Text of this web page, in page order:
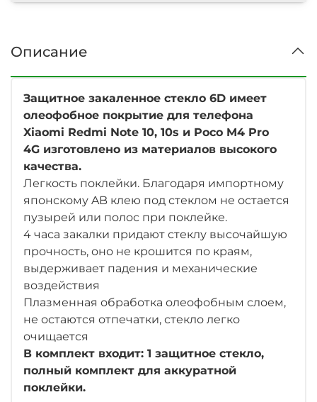
Описание
Защитное закаленное стекло 6D имеет
олеофобное покрытие для телефона
Xiaomi Redmi Note 10, 10s и Poco M4 Pro
4G изготовлено из материалов высокого
качества.
Легкость поклейки. Благодаря импортному
японскому AB клею под стеклом не остается
пузырей или полос при поклейке.
4 часа закалки придают стеклу высочайшую
прочность, оно не крошится по краям,
выдерживает падения и механические
воздействия
Плазменная обработка олеофобным слоем,
не остаются отпечатки, стекло легко
очищается
В комплект входит: 1 защитное стекло,
полный комплект для аккуратной
поклейки.